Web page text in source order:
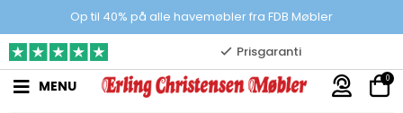
Op til 40% på alle havemøbler fra FDB Møbler
100% danskejet webshop
Prisgaranti
10.000 m2 showroom
MENU 0